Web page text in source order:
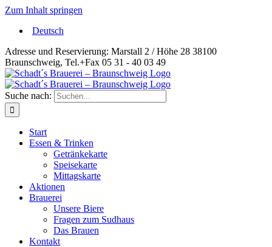
Zum Inhalt springen
Deutsch
Adresse und Reservierung: Marstall 2 / Höhe 28 38100
Braunschweig, Tel.+Fax 05 31 - 40 03 49
Suche nach:
Start
Essen & Trinken
Getränkekarte
Speisekarte
Mittagskarte
Aktionen
Brauerei
Unsere Biere
Fragen zum Sudhaus
Das Brauen
Kontakt